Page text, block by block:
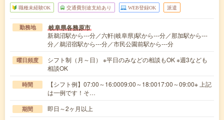
職種未経験OK 交通費別途支給あり WEB登録OK 派遣
勤務地 岐阜県各務原市
新鵜沼駅から---分／六軒(岐阜県)駅から---分／那加駅から---
分／鵜沼宿駅から---分／市民公園前駅から---分
曜日頻度
シフト制（月～日） ※平日のみなどの相談もOK ※週3なども
相談OK
時間
【シフト例】07:00～16:0009:00～18:0017:00～09:00※ 上記
は一例です！そ…
期間 即日～2ヶ月以上